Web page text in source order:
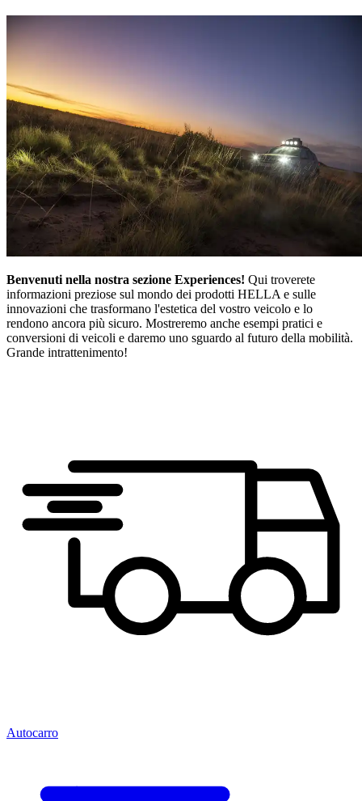
Benvenuti nella nostra sezione Experiences! Qui troverete
informazioni preziose sul mondo dei prodotti HELLA e sulle
innovazioni che trasformano l'estetica del vostro veicolo e lo
rendono ancora più sicuro. Mostreremo anche esempi pratici e
conversioni di veicoli e daremo uno sguardo al futuro della mobilità.
Grande intrattenimento!
Autocarro